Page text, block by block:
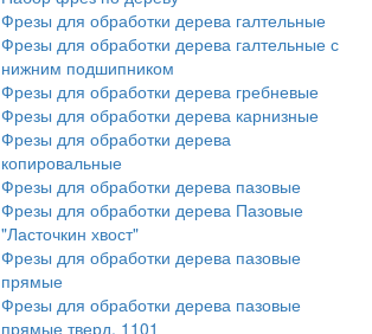
Фрезы для обработки дерева галтельные
Фрезы для обработки дерева галтельные с
нижним подшипником
Фрезы для обработки дерева гребневые
Фрезы для обработки дерева карнизные
Фрезы для обработки дерева
копировальные
Фрезы для обработки дерева пазовые
Фрезы для обработки дерева Пазовые
"Ласточкин хвост"
Фрезы для обработки дерева пазовые
прямые
Фрезы для обработки дерева пазовые
прямые тверд. 1101